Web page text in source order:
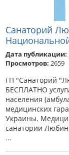
Санаторий
Дата публикации:
Просмотров: 2659
ГП "Санаторий
БЕСПЛАТНО
населения
медицинских
Украины.
санатории
...